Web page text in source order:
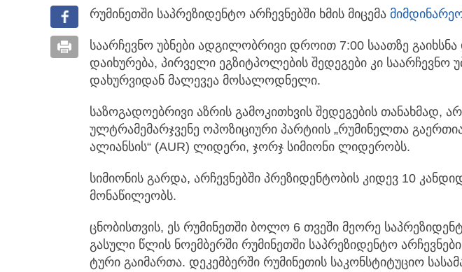
რუმინეთში საპრეზიდენტო არჩევნებში ხმის მიცემა
საარჩევნო უბნები ადგილობრივი დროით 7:00 საათზე გაიხსნა
დაიხურება, პირველი ეგზიტპოლების შედეგები კი საარჩევნო
დახურვიდან მალევეა მოსალოდნელი.
საზოგადოებრივი აზრის გამოკითხვის შედეგების თანახმად,
ულტრამემარჯვენე ოპოზიციური პარტიის „რუმინელთა
ალიანსის“ (AUR) ლიდერი, ჯორჯ სიმიონი ლიდერობს.
სიმიონის გარდა, არჩევნებში პრეზიდენტობის კიდევ 10
მონაწილეობს.
ცნობისთვის, ეს რუმინეთში ბოლო 6 თვეში მეორე
გასული წლის ნოემბერში რუმინეთში საპრეზიდენტო
ტური გაიმართა. დეკემბერში რუმინეთის საკონსტიტუციო